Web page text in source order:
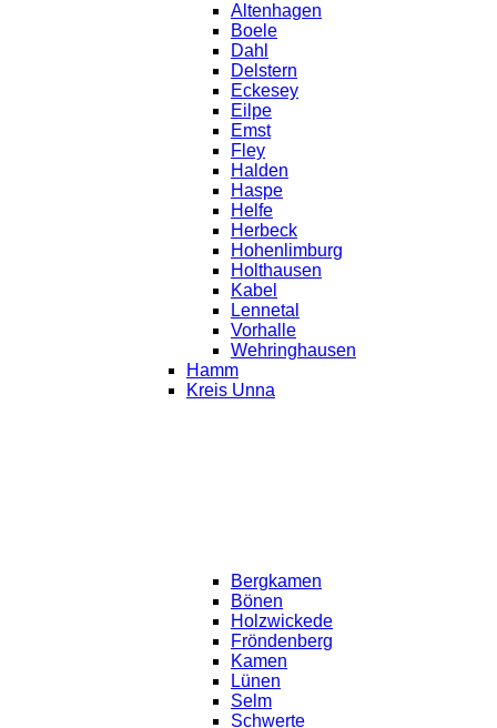
Altenhagen
Boele
Dahl
Delstern
Eckesey
Eilpe
Emst
Fley
Halden
Haspe
Helfe
Herbeck
Hohenlimburg
Holthausen
Kabel
Lennetal
Vorhalle
Wehringhausen
Hamm
Kreis Unna
Bergkamen
Bönen
Holzwickede
Fröndenberg
Kamen
Lünen
Selm
Schwerte